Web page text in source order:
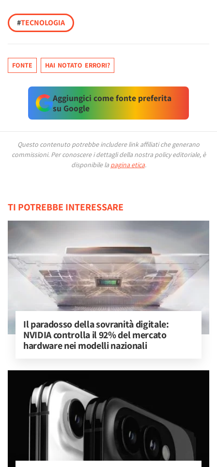
#TECNOLOGIA
FONTE HAI NOTATO ERRORI?
Aggiungici come fonte preferita
su Google
Questo contenuto potrebbe includere link affiliati che generano
commissioni. Per conoscere i dettagli della nostra policy editoriale, è
disponibile la pagina etica.
TI POTREBBE INTERESSARE
Il paradosso della sovranità digitale:
NVIDIA controlla il 92% del mercato
hardware nei modelli nazionali